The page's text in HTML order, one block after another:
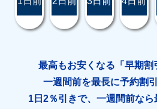
最高もお安くなる「早期割
一週間前を最長に予約割
1日2％引きで、一週間前なら